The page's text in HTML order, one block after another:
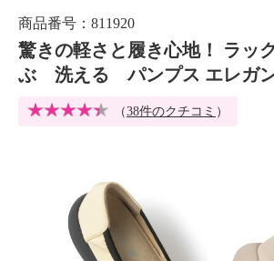
商品番号：811920
驚きの軽さと履き心地！ ラッ
ぶ 洗える パンプス エレガン
（38件のクチコミ ）